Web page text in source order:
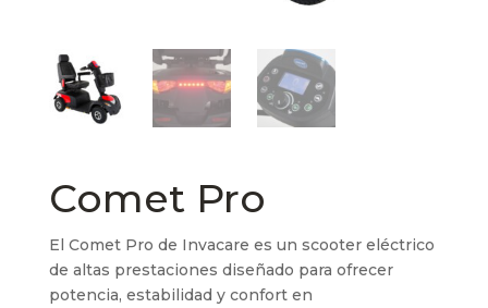
Comet Pro
El Comet Pro de Invacare es un scooter eléctrico
de altas prestaciones diseñado para ofrecer
potencia, estabilidad y confort en